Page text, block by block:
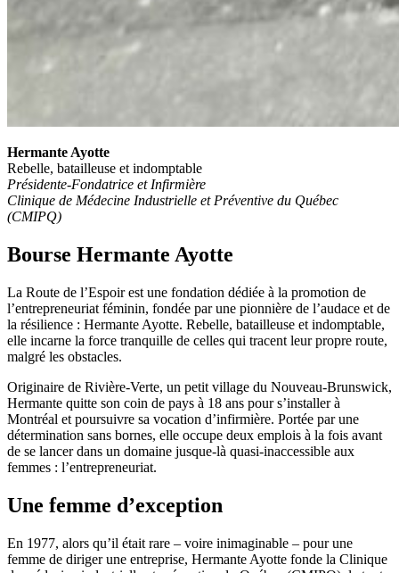
Hermante Ayotte
Rebelle, batailleuse et indomptable
Présidente-Fondatrice et Infirmière
Clinique de Médecine Industrielle et Préventive du Québec
(CMIPQ)
Bourse Hermante Ayotte
La Route de l’Espoir est une fondation dédiée à la promotion de
l’entrepreneuriat féminin, fondée par une pionnière de l’audace et de
la résilience : Hermante Ayotte. Rebelle, batailleuse et indomptable,
elle incarne la force tranquille de celles qui tracent leur propre route,
malgré les obstacles.
Originaire de Rivière-Verte, un petit village du Nouveau-Brunswick,
Hermante quitte son coin de pays à 18 ans pour s’installer à
Montréal et poursuivre sa vocation d’infirmière. Portée par une
détermination sans bornes, elle occupe deux emplois à la fois avant
de se lancer dans un domaine jusque-là quasi-inaccessible aux
femmes : l’entrepreneuriat.
Une femme d’exception
En 1977, alors qu’il était rare – voire inimaginable – pour une
femme de diriger une entreprise, Hermante Ayotte fonde la Clinique